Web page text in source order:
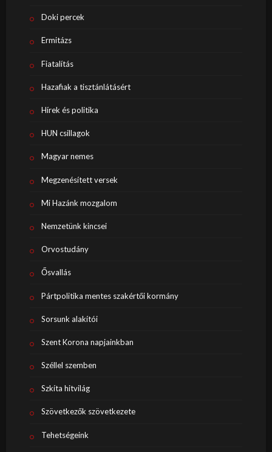
Doki percek
Ermitázs
Fiatalítás
Hazafiak a tisztánlátásért
Hírek és politika
HUN csillagok
Magyar nemes
Megzenésített versek
Mi Hazánk mozgalom
Nemzetünk kincsei
Orvostudány
Ősvallás
Pártpolitika mentes szakértői kormány
Sorsunk alakítói
Szent Korona napjainkban
Széllel szemben
Szkíta hitvilág
Szövetkezők szövetkezete
Tehetségeink